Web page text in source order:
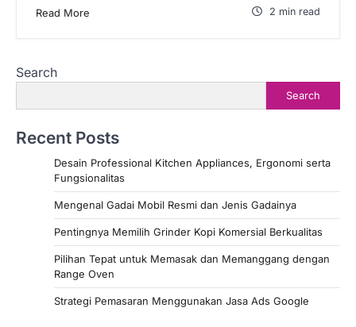
Read More 2 min read
Search
Search
Recent Posts
Desain Professional Kitchen Appliances, Ergonomi serta
Fungsionalitas
Mengenal Gadai Mobil Resmi dan Jenis Gadainya
Pentingnya Memilih Grinder Kopi Komersial Berkualitas
Pilihan Tepat untuk Memasak dan Memanggang dengan
Range Oven
Strategi Pemasaran Menggunakan Jasa Ads Google